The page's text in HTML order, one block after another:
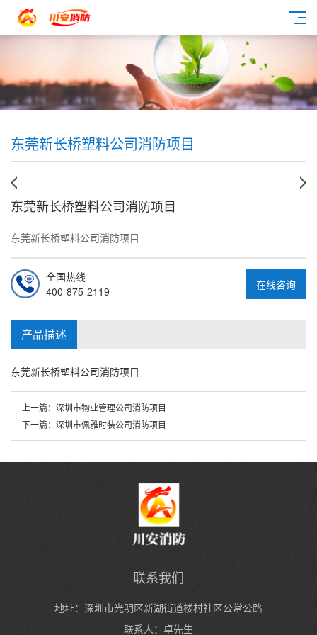
东莞新长桥塑料公司消防项目
东莞新长桥塑料公司消防项目
东莞新长桥塑料公司消防项目
在线咨询
全国热线
400-875-2119
产品描述
东莞新长桥塑料公司消防项目
上一篇： 深圳市物业管理公司消防项目
下一篇： 深圳市佩雅时装公司消防项目
联系我们
地址：深圳市光明区新湖街道楼村社区公常公路
联系人：卓先生